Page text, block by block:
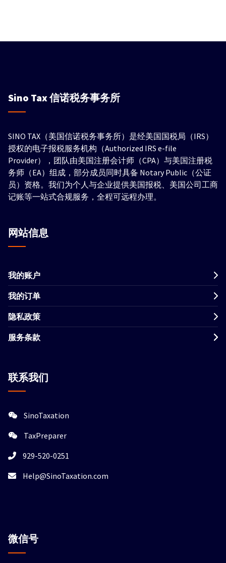
Sino Tax信诺税务事务所
SINO TAX（美国信诺税务事务所）是经美国国税局（IRS）
授权的电子报税服务机构（Authorized IRS e-file
Provider），团队由美国注册会计师（CPA）与美国注册税
务师（EA）组成，部分成员同时具备 Notary Public（公证
员）资格。我们为个人与企业提供美国报税、美国公司工商
记账等一站式合规服务，全程可远程办理。
网站信息
我的账户
我的订单
隐私政策
服务条款
联系我们
SinoTaxation
TaxPreparer
929-520-0251
Help@SinoTaxation.com
微信号